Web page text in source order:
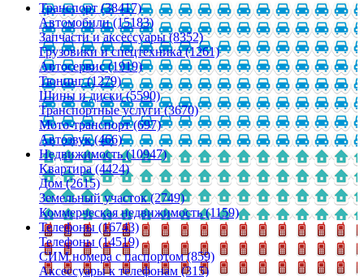
Транспорт (38417)
Автомобили (15183)
Запчасти и аксессуары (8352)
Грузовики и спецтехника (1261)
Автосервис (1919)
Тюнинг (1279)
Шины и диски (5590)
Транспортные услуги (3670)
Мото-транспорт (697)
Автозвук (466)
Недвижимость (10947)
Квартира (4424)
Дом (2615)
Земельный участок (2749)
Коммерческая недвижимость (1159)
Телефоны (16743)
Телефоны (14519)
СИМ номера с паспортом (859)
Аксессуары к телефонам (315)